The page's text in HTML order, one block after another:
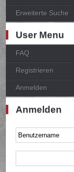
Erweiterte Suche
User Menu
FAQ
Registrieren
Anmelden
Anmelden